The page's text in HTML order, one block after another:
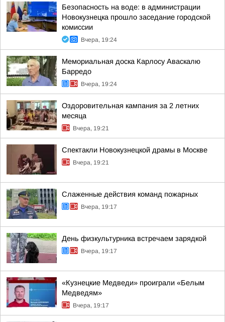
Безопасность на воде: в администрации
Новокузнецка прошло заседание городской
комиссии
Вчера, 19:24
Мемориальная доска Карлосу Аваскалю
Барредо
Вчера, 19:24
Оздоровительная кампания за 2 летних
месяца
Вчера, 19:21
Спектакли Новокузнецкой драмы в Москве
Вчера, 19:21
Слаженные действия команд пожарных
Вчера, 19:17
День физкультурника встречаем зарядкой
Вчера, 19:17
«Кузнецкие Медведи» проиграли «Белым
Медведям»
Вчера, 19:17